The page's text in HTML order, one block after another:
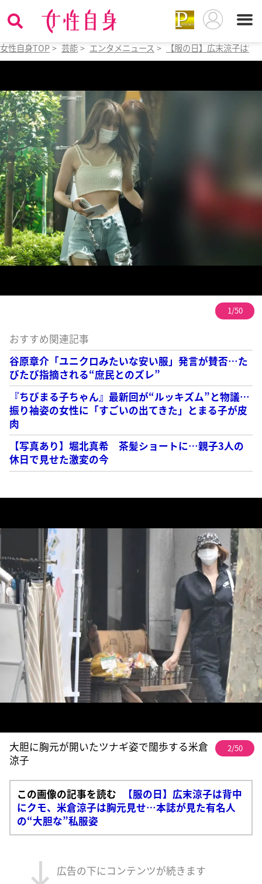
女性自身TOP > 芸能 > エンタメニュース > 【服の日】広末涼子は
1/50
おすすめ関連記事
谷原章介「ユニクロみたいな安い服」発言が賛否…た
びたび指摘される“庶民とのズレ”
『ちびまる子ちゃん』最新回が“ルッキズム”と物議…
振り袖姿の女性に「すごいの出てきた」とまる子が皮
肉
【写真あり】堀北真希 茶髪ショートに…親子3人の
休日で見せた激変の今
大胆に胸元が開いたツナギ姿で闊歩する米倉
涼子
2/50
この画像の記事を読む
【服の日】広末涼子は背中
にクモ、米倉涼子は胸元見せ…本誌が見た有名人
の“大胆な”私服姿
広告の下にコンテンツが続きます